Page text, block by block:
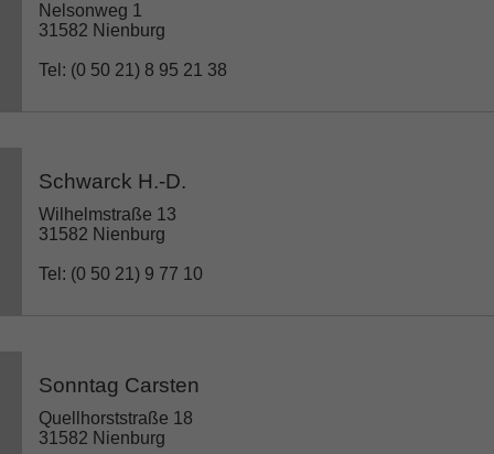
Nelsonweg 1
31582 Nienburg
Tel: (0 50 21) 8 95 21 38
Schwarck H.-D.
Wilhelmstraße 13
31582 Nienburg
Tel: (0 50 21) 9 77 10
Sonntag Carsten
Quellhorststraße 18
31582 Nienburg